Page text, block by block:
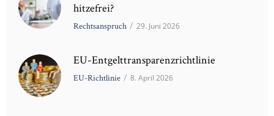
hitzefrei?
Rechtsanspruch / 29. Juni 2026
EU-Entgelttransparenzrichtlinie
EU-Richtlinie / 8. April 2026